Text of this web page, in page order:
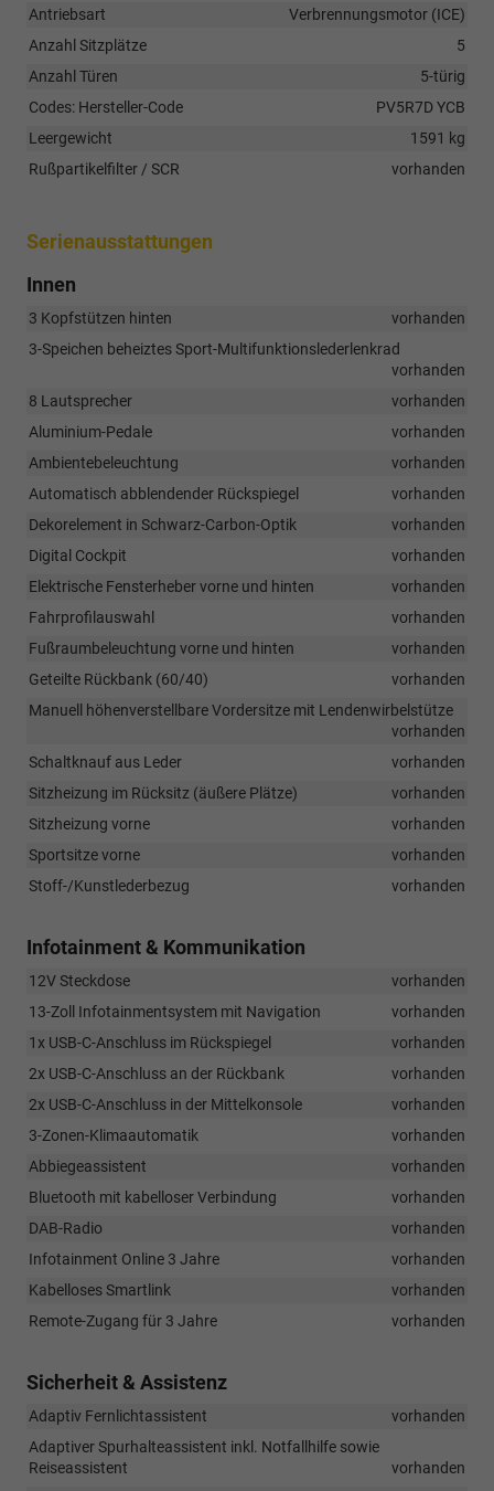
Antriebsart
Verbrennungsmotor (ICE)
Anzahl Sitzplätze
5
Anzahl Türen
5-türig
Codes: Hersteller-Code
PV5R7D YCB
Leergewicht
1591 kg
Rußpartikelfilter / SCR
vorhanden
Serienausstattungen
Innen
3 Kopfstützen hinten
vorhanden
3-Speichen beheiztes Sport-Multifunktionslederlenkrad
vorhanden
8 Lautsprecher
vorhanden
Aluminium-Pedale
vorhanden
Ambientebeleuchtung
vorhanden
Automatisch abblendender Rückspiegel
vorhanden
Dekorelement in Schwarz-Carbon-Optik
vorhanden
Digital Cockpit
vorhanden
Elektrische Fensterheber vorne und hinten
vorhanden
Fahrprofilauswahl
vorhanden
Fußraumbeleuchtung vorne und hinten
vorhanden
Geteilte Rückbank (60/40)
vorhanden
Manuell höhenverstellbare Vordersitze mit Lendenwirbelstütze
vorhanden
Schaltknauf aus Leder
vorhanden
Sitzheizung im Rücksitz (äußere Plätze)
vorhanden
Sitzheizung vorne
vorhanden
Sportsitze vorne
vorhanden
Stoff-/Kunstlederbezug
vorhanden
Infotainment & Kommunikation
12V Steckdose
vorhanden
13-Zoll Infotainmentsystem mit Navigation
vorhanden
1x USB-C-Anschluss im Rückspiegel
vorhanden
2x USB-C-Anschluss an der Rückbank
vorhanden
2x USB-C-Anschluss in der Mittelkonsole
vorhanden
3-Zonen-Klimaautomatik
vorhanden
Abbiegeassistent
vorhanden
Bluetooth mit kabelloser Verbindung
vorhanden
DAB-Radio
vorhanden
Infotainment Online 3 Jahre
vorhanden
Kabelloses Smartlink
vorhanden
Remote-Zugang für 3 Jahre
vorhanden
Sicherheit & Assistenz
Adaptiv Fernlichtassistent
vorhanden
Adaptiver Spurhalteassistent inkl. Notfallhilfe sowie
Reiseassistent
vorhanden